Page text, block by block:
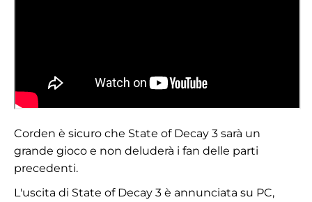
Corden è sicuro che State of Decay 3 sarà un
grande gioco e non deluderà i fan delle parti
precedenti.
L'uscita di State of Decay 3 è annunciata su PC,